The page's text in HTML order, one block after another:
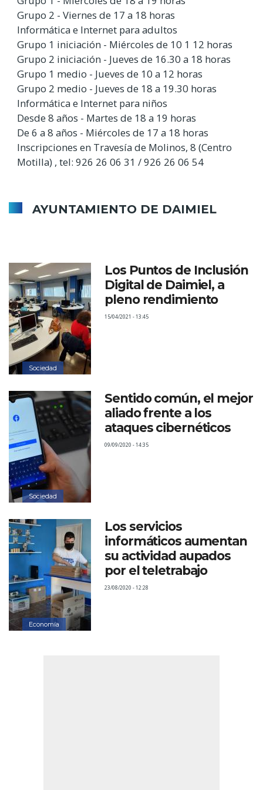
Grupo 2 - Viernes de 17 a 18 horas
Informática e Internet para adultos
Grupo 1 iniciación - Miércoles de 10 1 12 horas
Grupo 2 iniciación - Jueves de 16.30 a 18 horas
Grupo 1 medio - Jueves de 10 a 12 horas
Grupo 2 medio - Jueves de 18 a 19.30 horas
Informática e Internet para niños
Desde 8 años - Martes de 18 a 19 horas
De 6 a 8 años - Miércoles de 17 a 18 horas
Inscripciones en Travesía de Molinos, 8 (Centro
Motilla) , tel: 926 26 06 31 / 926 26 06 54
AYUNTAMIENTO DE DAIMIEL
Información de expedientes en tramitación
Grupos Políticos
Organización Municipal
Perfil del contratante
Sesiones plenarias
Subvenciones y ayudas
Plan Antifraude del Ayuntamiento de Daimiel
Plusvalía: autoliquidación
Desarrollo urbano sostenible
Presupuestos participativos 2025 / 2026
Sociedad
Los Puntos de Inclusión
Digital de Daimiel, a
pleno rendimiento
15/04/2021 - 13:45
Sociedad
Sentido común, el mejor
aliado frente a los
ataques cibernéticos
09/09/2020 - 14:35
Economía
Los servicios
informáticos aumentan
su actividad aupados
por el teletrabajo
23/08/2020 - 12:28